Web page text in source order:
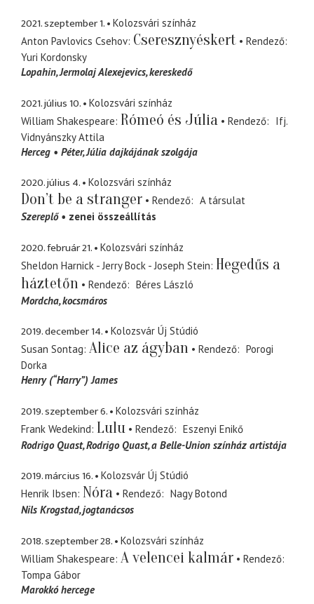
2021. szeptember 1.
Kolozsvári színház
Anton Pavlovics Csehov Cseresznyéskert
Rendező
Yuri Kordonsky
Lopahin Jermolaj Alexejevics, kereskedő
2021. július 10.
Kolozsvári színház
William Shakespeare Rómeó és Júlia Rendező
Ifj.
Vidnyánszky Attila
Herceg
Péter Júlia dajkájának szolgája
2020. július 4. Kolozsvári színház
Don’t be a stranger Rendező
A társulat
Szereplő
zenei összeállítás
2020. február 21.
Kolozsvári színház
Sheldon Harnick - Jerry Bock - Joseph Stein Hegedűs a
háztetőn
Rendező
Béres László
Mordcha kocsmáros
2019. december 14.
Kolozsvár Új Stúdió
Susan Sontag Alice az ágyban Rendező
Porogi
Dorka
Henry (“Harry”) James
2019. szeptember 6.
Kolozsvári színház
Frank Wedekind Lulu Rendező
Eszenyi Enikő
Rodrigo Quast Rodrigo Quast, a Belle-Union színház artistája
2019. március 16.
Kolozsvár Új Stúdió
Henrik Ibsen Nóra Rendező
Nagy Botond
Nils Krogstad jogtanácsos
2018. szeptember 28.
Kolozsvári színház
William Shakespeare A velencei kalmár
Rendező
Tompa Gábor
Marokkó hercege